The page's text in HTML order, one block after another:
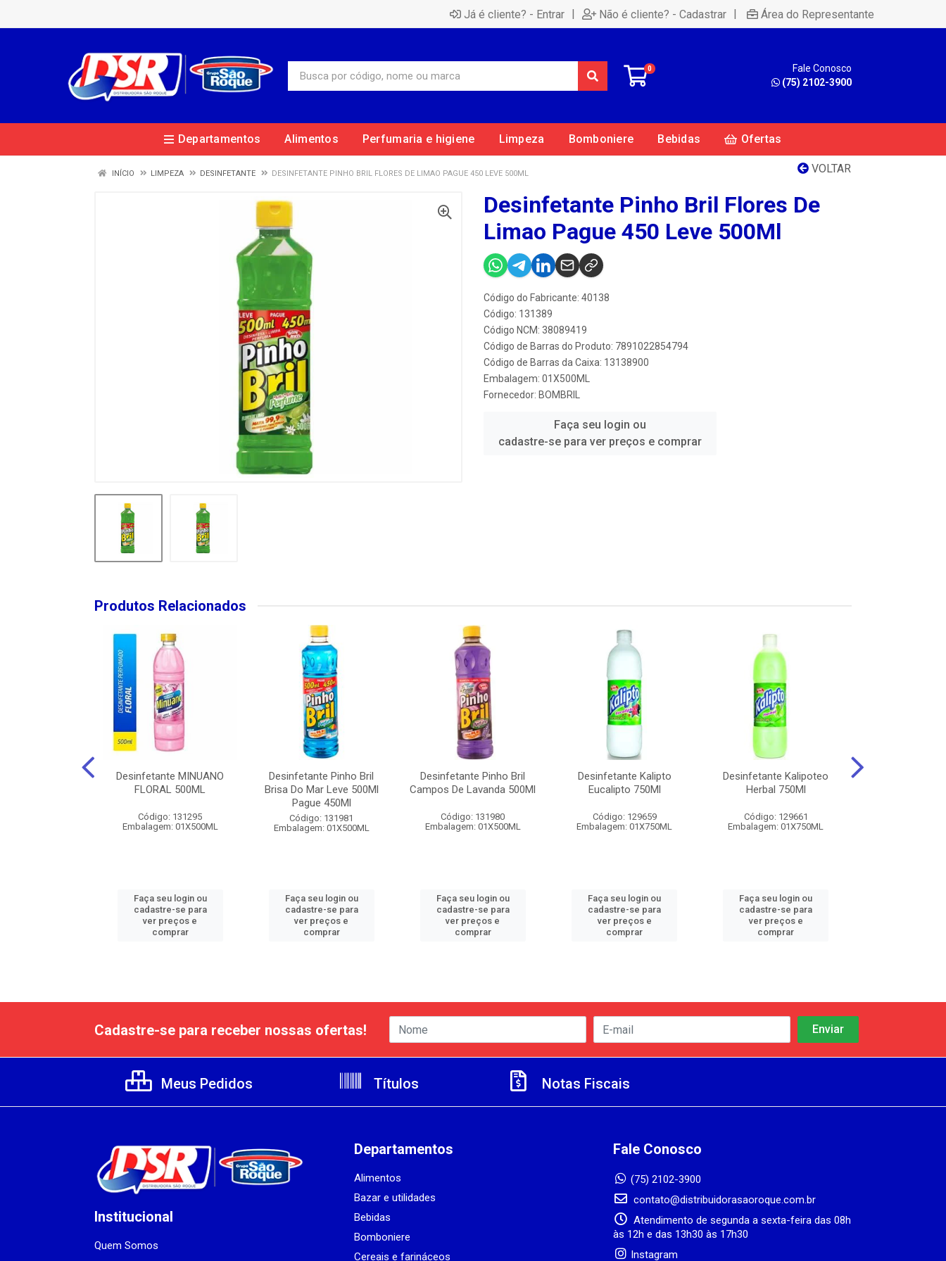
Já é cliente? - Entrar | Não é cliente? - Cadastrar | Área do Representante
0
Fale Conosco
(75) 2102-3900
Departamentos Alimentos Perfumaria e higiene Limpeza Bomboniere Bebidas Ofertas
VOLTAR
INÍCIO LIMPEZA DESINFETANTE DESINFETANTE PINHO BRIL FLORES DE LIMAO PAGUE 450 LEVE 500ML
Desinfetante Pinho Bril Flores De
Limao Pague 450 Leve 500Ml
Código do Fabricante: 40138
Código: 131389
Código NCM: 38089419
Código de Barras do Produto: 7891022854794
Código de Barras da Caixa: 13138900
Embalagem: 01X500ML
Fornecedor: BOMBRIL
Faça seu login ou
cadastre-se para ver preços e comprar
Produtos Relacionados
Desinfetante MINUANO
FLORAL 500ML
Código: 131295
Embalagem: 01X500ML
Faça seu login ou
cadastre-se para
ver preços e
comprar
Desinfetante Pinho Bril
Brisa Do Mar Leve 500Ml
Pague 450Ml
Código: 131981
Embalagem: 01X500ML
Faça seu login ou
cadastre-se para
ver preços e
comprar
Desinfetante Pinho Bril
Campos De Lavanda 500Ml
Código: 131980
Embalagem: 01X500ML
Faça seu login ou
cadastre-se para
ver preços e
comprar
Desinfetante Kalipto
Eucalipto 750Ml
Código: 129659
Embalagem: 01X750ML
Faça seu login ou
cadastre-se para
ver preços e
comprar
Desinfetante Kalipoteo
Herbal 750Ml
Código: 129661
Embalagem: 01X750ML
Faça seu login ou
cadastre-se para
ver preços e
comprar
Cadastre-se para receber nossas ofertas!
Meus Pedidos Títulos Notas Fiscais
Institucional
Quem Somos
Departamentos
Alimentos
Bazar e utilidades
Bebidas
Bomboniere
Cereais e farináceos
Fale Conosco
(75) 2102-3900
contato@distribuidorasaoroque.com.br
Atendimento de segunda a sexta-feira das 08h
às 12h e das 13h30 às 17h30
Instagram